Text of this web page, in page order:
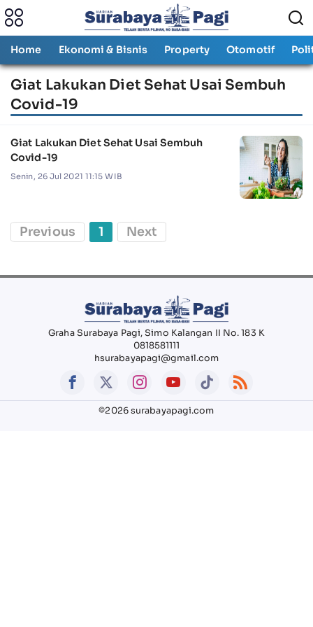
Home Ekonomi & Bisnis Property Otomotif
Giat Lakukan Diet Sehat Usai Sembuh
Covid-19
Giat Lakukan Diet Sehat Usai Sembuh
Covid-19
Senin, 26 Jul 2021 11:15 WIB
Previous 1 Next
Graha Surabaya Pagi, Simo Kalangan II No. 183 K
0818581111
hsurabayapagi@gmail.com
©2026 surabayapagi.com